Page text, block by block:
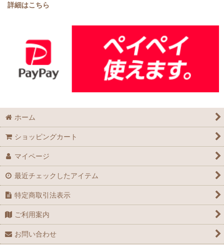
詳細はこちら
ホーム
ショッピングカート
マイページ
最近チェックしたアイテム
特定商取引法表示
ご利用案内
お問い合わせ